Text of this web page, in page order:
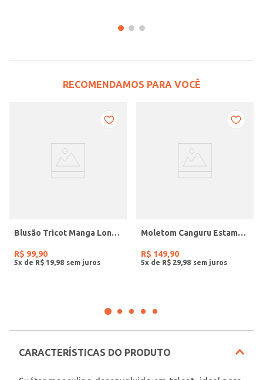
RECOMENDAMOS PARA VOCÊ
Blusão Tricot Manga Longa Masculino CINZA
R$ 99,90
5x de R$ 19 98
Moletom Canguru Estampado Masculino PRETO
R$ 149,90
5x de R$ 29 98
CARACTERÍSTICAS DO PRODUTO